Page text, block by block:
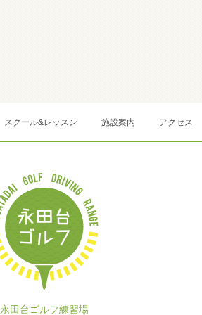
スクール&レッスン 施設案内 アクセス
永田台ゴルフ練習場